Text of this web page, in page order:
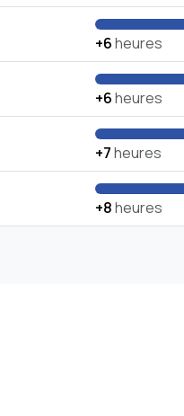
+6heures
+6heures
+7heures
+8heures